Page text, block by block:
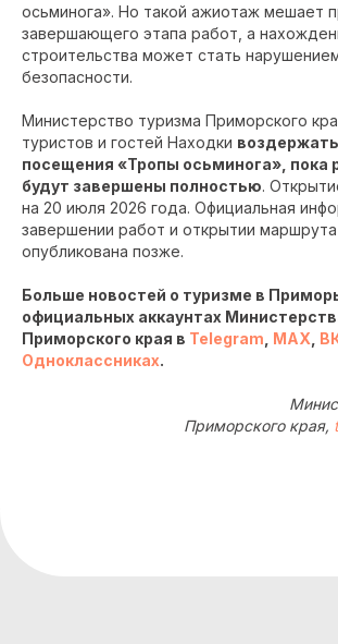
осьминога». Но такой ажиотаж мешает
завершающего этапа работ, а
строительства может стать
безопасности.
Министерство туризма Приморского
туристов и гостей Находки
посещения «Тропы осьминога», пока
будут завершены полностью.
на 20 июля 2026 года. Официальная
завершении работ и открытии
опубликована позже.
Больше новостей о туризме в
официальных аккаунтах
Приморского края в Telegram MAX
Одноклассниках.
Приморского края,